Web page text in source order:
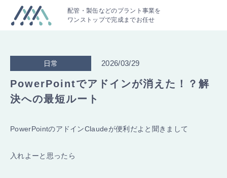
配管・製缶などのプラント事業を
ワンストップで完成までお任せ
日常 2026/03/29
PowerPointでアドインが消えた！？解
決への最短ルート
PowerPointのアドインClaudeが便利だよと聞きまして
入れよーと思ったら